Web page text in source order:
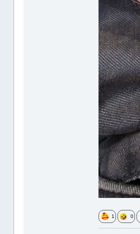
1 0